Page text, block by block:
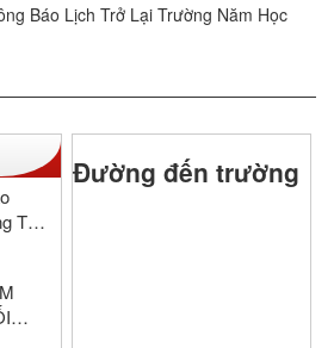
Báo Lịch Trở Lại Trường Năm Học
Tốt
Đường đến trường